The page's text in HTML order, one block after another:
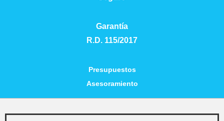
Garantía
R.D. 115/2017
Presupuestos
Asesoramiento